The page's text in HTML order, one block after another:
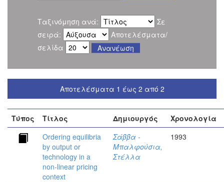
Ταξινόμηση ανά:
Σε
σειρά:
Αποτελέσματα/
σελίδα
Αποτελέσματα 1 έως 2 από 2
Τύπος Τίτλος Δημιουργός
Χρονολογία
Ordering equilibria
by output or
technology in a
non-linear pricing
context
Σάββα -
Μπαλφούσια,
Στέλλα
1993